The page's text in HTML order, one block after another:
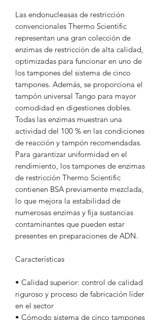
Las endonucleasas de restricción
convencionales Thermo Scientific
representan una gran colección de
enzimas de restricción de alta calidad,
optimizadas para funcionar en uno de
los tampones del sistema de cinco
tampones. Además, se proporciona el
tampón universal Tango para mayor
comodidad en digestiones dobles.
Todas las enzimas muestran una
actividad del 100 % en las condiciones
de reacción y tampón recomendadas.
Para garantizar uniformidad en el
rendimiento, los tampones de enzimas
de restricción Thermo Scientific
contienen BSA previamente mezclada,
lo que mejora la estabilidad de
numerosas enzimas y fija sustancias
contaminantes que pueden estar
presentes en preparaciones de ADN.
Características
• Calidad superior: control de calidad
riguroso y proceso de fabricación líder
en el sector
• Cómodo sistema de cinco tampones